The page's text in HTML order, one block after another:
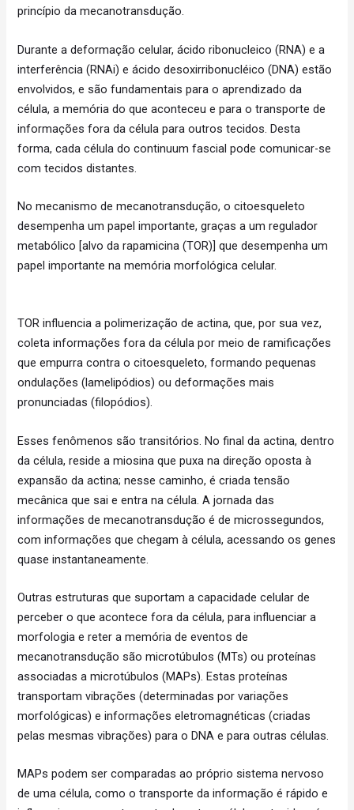
princípio da mecanotransdução.
Durante a deformação celular, ácido ribonucleico (RNA) e a
interferência (RNAi) e ácido desoxirribonucléico (DNA) estão
envolvidos, e são fundamentais para o aprendizado da
célula, a memória do que aconteceu e para o transporte de
informações fora da célula para outros tecidos. Desta
forma, cada célula do continuum fascial pode comunicar-se
com tecidos distantes.
No mecanismo de mecanotransdução, o citoesqueleto
desempenha um papel importante, graças a um regulador
metabólico [alvo da rapamicina (TOR)] que desempenha um
papel importante na memória morfológica celular.
TOR influencia a polimerização de actina, que, por sua vez,
coleta informações fora da célula por meio de ramificações
que empurra contra o citoesqueleto, formando pequenas
ondulações (lamelipódios) ou deformações mais
pronunciadas (filopódios).
Esses fenômenos são transitórios. No final da actina, dentro
da célula, reside a miosina que puxa na direção oposta à
expansão da actina; nesse caminho, é criada tensão
mecânica que sai e entra na célula. A jornada das
informações de mecanotransdução é de microssegundos,
com informações que chegam à célula, acessando os genes
quase instantaneamente.
Outras estruturas que suportam a capacidade celular de
perceber o que acontece fora da célula, para influenciar a
morfologia e reter a memória de eventos de
mecanotransdução são microtúbulos (MTs) ou proteínas
associadas a microtúbulos (MAPs). Estas proteínas
transportam vibrações (determinadas por variações
morfológicas) e informações eletromagnéticas (criadas
pelas mesmas vibrações) para o DNA e para outras células.
MAPs podem ser comparadas ao próprio sistema nervoso
de uma célula, como o transporte da informação é rápido e